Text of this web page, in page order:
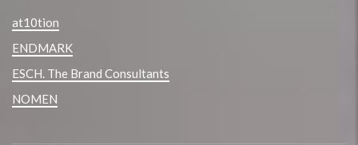
at10tion
ENDMARK
ESCH. The Brand Consultants
NOMEN